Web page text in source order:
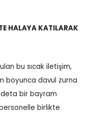
HALAYA KATILARAK
bu sıcak iletişim,
boyunca davul zurna
bir bayram
birlikte